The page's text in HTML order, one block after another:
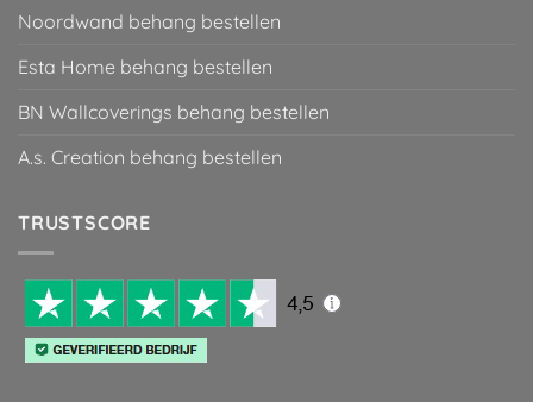
Noordwand behang bestellen
Esta Home behang bestellen
BN Wallcoverings behang bestellen
A.s. Creation behang bestellen
TRUSTSCORE